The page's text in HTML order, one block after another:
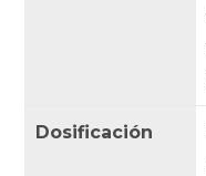
Dosificación